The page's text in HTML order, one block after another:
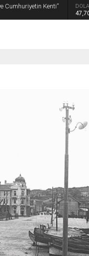
Cumhuriyetin Kenti”
GRAM ALTIN